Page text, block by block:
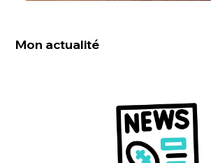
Mon actualité